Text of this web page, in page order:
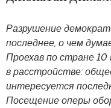
Разрушение
последнее, о чем
Проехав по стране
в расстройстве:
интересуется
Посещение оперы